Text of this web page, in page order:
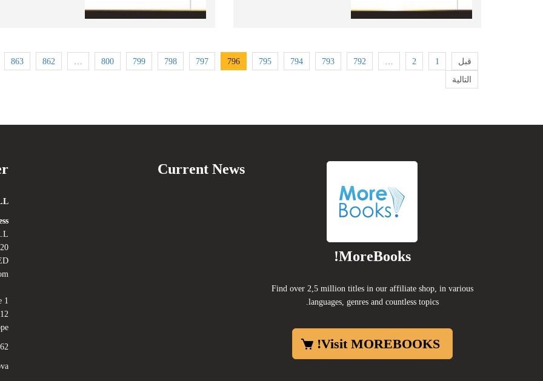
قبل 1
2
…
792
793
794
795
796
797
798
799
800
…
862
863
التالية
East Finchley
1
Current News
MoreBooks!
Find over 2,5 million titles in our affiliate shop, in various
languages, genres and countless topics.
Visit MOREBOOKS!